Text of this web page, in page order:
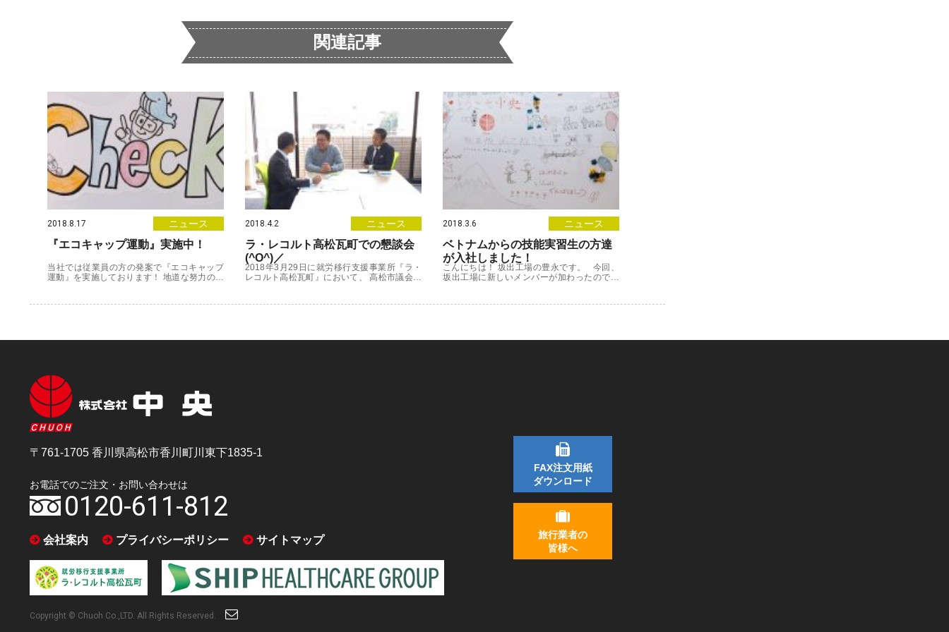
関連記事
2018.8.17 ニュース
『エコキャップ運動』実施中！
当社では従業員の方の発案で『エコキャップ
運動』を実施しております！ 地道な努力の結
2018.4.2 ニュース
ラ・レコルト高松瓦町での懇談会
(^O^)／
2018年3月29日に就労移行支援事業所『ラ・
レコルト高松瓦町』において、 高松市議会議
2018.3.6 ニュース
ベトナムからの技能実習生の方達
が入社しました！
こんにちは！ 坂出工場の豊永です。 今回、
坂出工場に新しいメンバーが加わったのでご
〒761-1705 香川県高松市香川町川東下1835-1
お電話でのご注文・お問い合わせは
0120-611-812
会社案内 プライバシーポリシー サイトマップ
Copyright © Chuoh Co.,LTD. All Rights Reserved.
FAX注文用紙
ダウンロード
旅行業者の
皆様へ